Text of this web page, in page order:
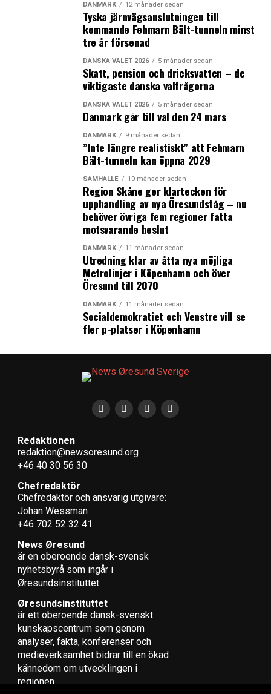
DANMARK 12 månader sedan
Tyska järnvägsanslutningen till
kommande Fehmarn Bält-tunneln minst
tre år försenad
DANSKA VALET 2026 5 månader sedan
Skatt, pension och dricksvatten – de
viktigaste danska valfrågorna
DANSKA VALET 2026 5 månader sedan
Danmark går till val den 24 mars
DANMARK 9 månader sedan
”Inte längre realistiskt” att Fehmarn
Bält-tunneln kan öppna 2029
SAMHÄLLE 10 månader sedan
Region Skåne ger klartecken för
upphandling av nya Öresundståg – nu
behöver övriga fem regioner fatta
motsvarande beslut
DANMARK 11 månader sedan
Utredning klar av åtta nya möjliga
Metrolinjer i Köpenhamn och över
Öresund till 2070
DANMARK 11 månader sedan
Socialdemokratiet och Venstre vill se
fler p-platser i Köpenhamn
Redaktionen
redaktion@newsoresund.org
+46 40 30 56 30
Chefredaktör
Chefredaktör och ansvarig utgivare:
Johan Wessman
+46 702 52 32 41
News Øresund
är en oberoende dansk-svensk
nyhets­byrå som ingår i
Øresundsinstituttet.
Øresundsinstituttet
är ett oberoende dansk-svenskt
kunskapscentrum som genom
analyser, fakta, konferenser och
medieverksamhet bidrar till en ökad
kännedom om utvecklingen i
regionen.